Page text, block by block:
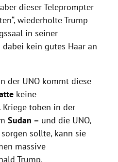
dieser Teleprompter
wiederholte Trump
in seiner
kein gutes Haar an
der UNO kommt diese
keine
toben in der
Sudan – und die UNO,
sollte, kann sie
massive
Trump.